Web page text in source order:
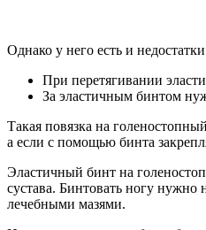
Однако у него есть и
При перетягивании
За эластичным бинтом
Такая повязка на
а если с помощью бинта
Эластичный бинт на
сустава. Бинтовать ногу нужно
лечебными мазями.